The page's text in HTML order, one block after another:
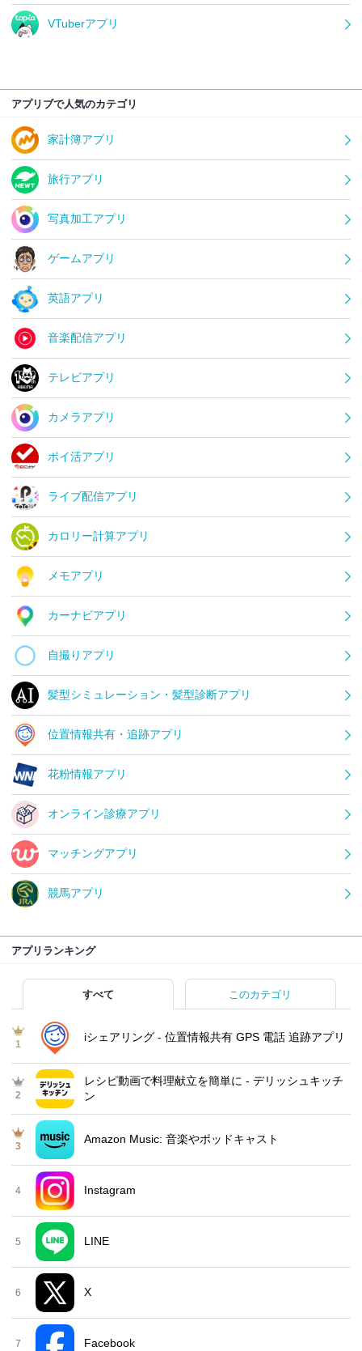
VTuberアプリ
アプリブで人気のカテゴリ
家計簿アプリ
旅行アプリ
写真加工アプリ
ゲームアプリ
英語アプリ
音楽配信アプリ
テレビアプリ
カメラアプリ
ポイ活アプリ
ライブ配信アプリ
カロリー計算アプリ
メモアプリ
カーナビアプリ
自撮りアプリ
髪型シミュレーション・髪型診断アプリ
位置情報共有・追跡アプリ
花粉情報アプリ
オンライン診療アプリ
マッチングアプリ
競馬アプリ
アプリランキング
すべて このカテゴリ
1
iシェアリング - 位置情報共有 GPS 電話 追跡アプリ
2
レシピ動画で料理献立を簡単‪に - デリッシュキッチ
ン
3
Amazon Music: 音楽やポッドキャスト
4 Instagram
5 LINE
6 X
7 Facebook